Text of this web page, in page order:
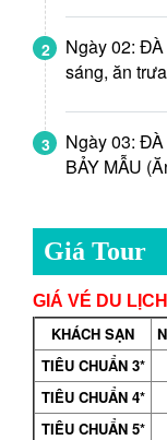
2
Ngày 02:
sáng, ăn
3
Ngày 03:
BẢY MẪU
Giá Tour
GIÁ VÉ DU
KHÁCH SẠN
TIÊU CHUẨN 3*
TIÊU CHUẨN 4*
TIÊU CHUẨN 5*